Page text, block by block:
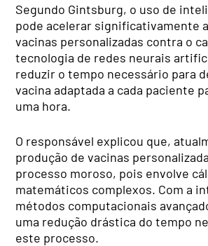
Segundo Gintsburg, o uso de
pode acelerar significativamente
vacinas personalizadas contra o
tecnologia de redes neurais
reduzir o tempo necessário para
vacina adaptada a cada paciente
uma hora.
O responsável explicou que,
produção de vacinas
processo moroso, pois envolve
matemáticos complexos. Com a
métodos computacionais
uma redução drástica do tempo
este processo.